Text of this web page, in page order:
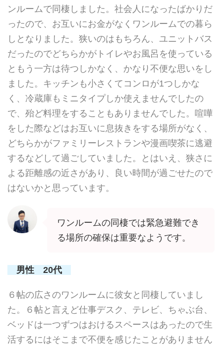
ンルームで同棲しました。社会人になったばかりだ
ったので、お互いにお金がなくワンルームでの暮ら
しとなりました。狭いのはもちろん、ユニットバス
だったのでどちらかがトイレやお風呂を使っている
ともう一方は待つしかなく、かなり不便な思いをし
ました。キッチンも小さくてコンロが1つしかな
く、冷蔵庫もミニタイプしか使えませんでしたの
で、殆ど料理をすることもありませんでした。喧嘩
をした際などはお互いに息抜きをする場所がなく、
どちらかがファミリーレストランや漫画喫茶に逃避
するなどして過ごしていました。とはいえ、狭さに
よる距離感の近さがあり、良い時間が過ごせたので
はないかと思っています。
ワンルームの同棲では緊急避難でき
る場所の確保は重要なようです。
男性 20代
６帖の広さのワンルームに彼女と同棲していまし
た。６帖と言えど仕事デスク、テレビ、ちゃぶ台、
ベッドは一つずつはおけるスペースはあったので生
活するにはそこまで不便を感じたことがありません